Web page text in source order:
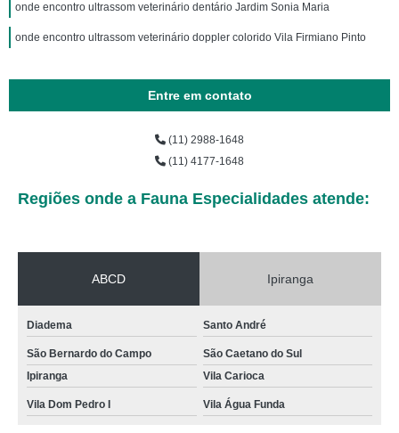
onde encontro ultrassom veterinário dentário Jardim Sonia Maria
onde encontro ultrassom veterinário doppler colorido Vila Firmiano Pinto
Entre em contato
(11) 2988-1648
(11) 4177-1648
Regiões onde a Fauna Especialidades atende:
ABCD Ipiranga
Diadema Santo André
São Bernardo do Campo
São Caetano do Sul
Ipiranga
Vila Carioca
Vila Dom Pedro I Vila Água Funda